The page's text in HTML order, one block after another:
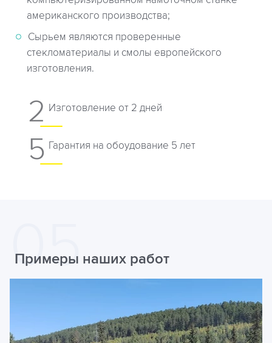
американского производства;
Сырьем являются проверенные
стекломатериалы и смолы европейского
изготовления.
2 Изготовление от 2 дней
5 Гарантия на обоудование 5 лет
Примеры наших работ